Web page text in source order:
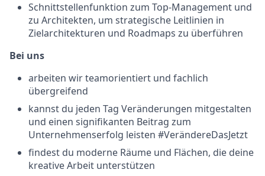
Schnittstellenfunktion zum Top-Management und
zu Architekten, um strategische Leitlinien in
Zielarchitekturen und Roadmaps zu überführen
Bei uns
arbeiten wir teamorientiert und fachlich
übergreifend
kannst du jeden Tag Veränderungen mitgestalten
und einen signifikanten Beitrag zum
Unternehmenserfolg leisten #VerändereDasJetzt
findest du moderne Räume und Flächen, die deine
kreative Arbeit unterstützen